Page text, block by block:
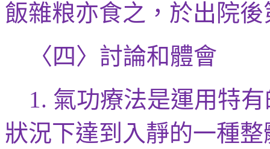
飯雜粮亦食之，於出院後
〈四〉討論和體會
1. 氣功療法是運用特
狀況下達到入靜的一種